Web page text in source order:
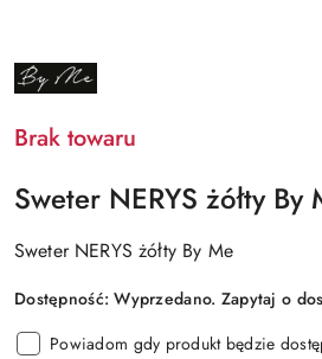
NAZWA
PRODUCENTA:
Brak towaru
Sweter NERYS żółty By
Sweter NERYS żółty By Me
Dostępność:Wyprzedano. Zapytaj o
Powiadom gdy produkt będzie